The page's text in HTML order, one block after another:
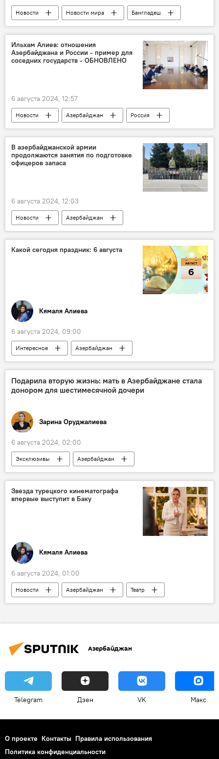
Новости Новости мира
Бангладеш
Беспорядки
Уличные беспорядки
Акции протеста
массовая гибель
полиция
Интернет
Отключение
Ильхам Алиев: отношения
Азербайджана и России - пример для
соседних государств - ОБНОВЛЕНО
6 августа 2024, 12:57
Новости Азербайджан
Россия
Президент
Ильхам Алиев
Совет безопасности РФ
Сергей Шойгу
Встреча
Прием Переговоры
В азербайджанской армии
продолжаются занятия по подготовке
офицеров запаса
6 августа 2024, 12:03
Новости
Азербайджан
Минобороны АР
Курсы
Занятия
Офицеры
Запасы
учения
Какой сегодня праздник: 6 августа
Кямаля Алиева
6 августа 2024, 09:00
Интересное
Азербайджан
Культура
Поэзия
Великобритания
Нобелевская премия
Кинематограф
История
Справка
Кто сегодня родился
Подарила вторую жизнь: мать в Азербайджане стала
донором для шестимесячной дочери
Зарина Оруджалиева
6 августа 2024, 02:00
Эксклюзивы
Азербайджан
Медицина
Трансплантация
Печень
Донорство
Баку
Госпиталь
Операция
Мать
Звезда турецкого кинематографа
впервые выступит в Баку
Кямаля Алиева
6 августа 2024, 01:00
Новости Азербайджан
Театр
Культура
Великобритания
Турция
Азербайджан
Telegram Дзен VK Макс
О проекте Контакты Правила использования
Политика конфиденциальности